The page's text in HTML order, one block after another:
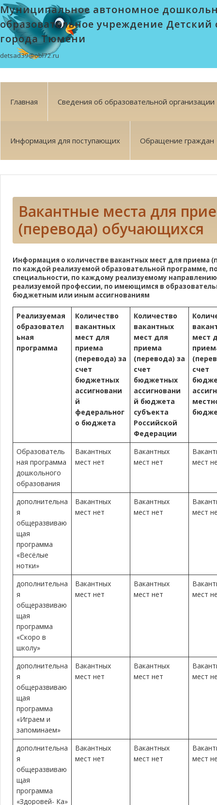
Муниципальное автономное
образовательное учреждение Детский
города Тюмени
detsad39@obl72.ru
Главная Сведения об образовательной организации
Информация для поступающих Обращение граждан
Вакантные места для
(перевода) обучающихся
Информация о количестве вакантных мест для приема
по каждой реализуемой образовательной программе,
специальности, по каждому реализуемому
реализуемой профессии, по имеющимся в
бюджетным или иным ассигнованиям
Реализуемая
образовател
ьная
программа
Количество
вакантных
мест для
приема
(перевода) за
счет
бюджетных
ассигновани
й
федеральног
о бюджета
Количество
вакантных
мест для
приема
(перевода) за
счет
бюджетных
ассигновани
й бюджета
субъекта
Российской
Федерации
мест
счет
Образователь
ная программа
дошкольного
образования
Вакантных
мест нет
Вакантных
мест нет
мест
дополнительна
я
общеразвиваю
щая
программа
«Весёлые
нотки»
Вакантных
мест нет
Вакантных
мест нет
мест
дополнительна
я
общеразвиваю
щая
программа
«Скоро в
школу»
Вакантных
мест нет
Вакантных
мест нет
мест
дополнительна
я
общеразвиваю
щая
программа
«Играем и
запоминаем»
Вакантных
мест нет
Вакантных
мест нет
мест
дополнительна
я
общеразвиваю
щая
программа
«Здоровей- Ка»
Вакантных
мест нет
Вакантных
мест нет
мест